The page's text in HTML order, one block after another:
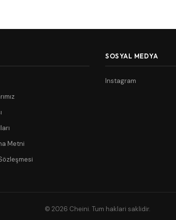
Metni
SOSYAL MEDYA
Instagram
© 2026 Cheini. Tum haklari saklidir.